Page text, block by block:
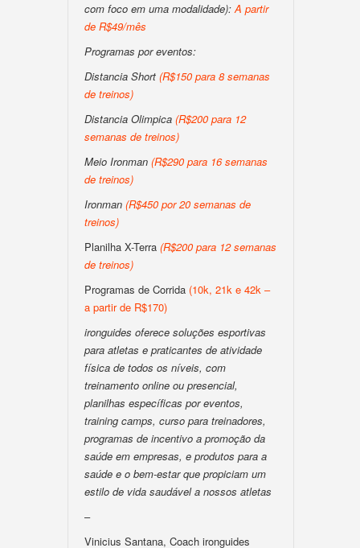
com foco em uma modalidade):A partir
de R$49/mês
Programas por eventos:
Distancia Short (R$150 para 8 semanas
de treinos)
Distancia Olimpica (R$200 para 12
semanas de treinos)
Meio Ironman (R$290 para 16 semanas
de treinos)
Ironman (R$450 por 20 semanas de
treinos)
Planilha X-Terra (R$200 para 12 semanas
de treinos)
Programas de Corrida (10k, 21k e 42k –
a partir de R$170)
ironguides oferece soluções esportivas
para atletas e praticantes de atividade
física de todos os níveis, com
treinamento online ou presencial,
planilhas específicas por eventos,
training camps, curso para treinadores,
programas de incentivo a promoção da
saúde em empresas, e produtos para a
saúde e o bem-estar que propiciam um
estilo de vida saudável a nossos atletas
–
Vinicius Santana, Coach ironguides